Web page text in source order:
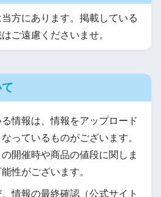
方にあります。掲載している
ご遠慮くださいませ。
情報は、情報をアップロード
っているものがございます。
開催時や商品の値段に関しま
性がございます。
情報の最終確認（公式サイト